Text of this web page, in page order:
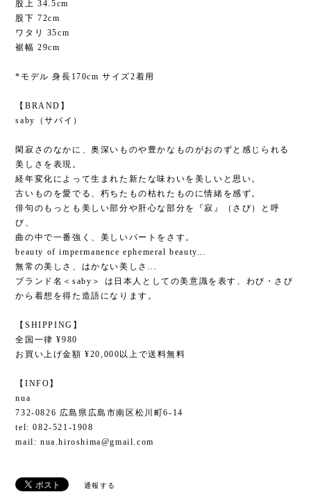
股上 34.5cm
股下 72cm
ワタリ 35cm
裾幅 29cm
*モデル 身長170cm サイズ2着用
【BRAND】
saby（サバイ）
閑寂さのなかに、奥深いものや豊かなものがおのずと感じられる
美しさを表現。
経年変化によって生まれた新たな味わいを美しいと思い。
古いものを愛でる、朽ちたもの枯れたものに情緒を感ず。
俳句のもっとも美しい部分や肝心な部分を『寂』（さび）と呼
び、
曲の中で一番強く、美しいパートをさす。
beauty of impermanence ephemeral beauty...
無常の美しさ、はかない美しさ...
ブランド名＜saby＞ は日本人としての美意識を表す、わび・さび
から着想を得た造語になります。
【SHIPPING】
全国一律 ¥980
お買い上げ金額 ¥20,000以上で送料無料
【INFO】
nua
732-0826 広島県広島市南区松川町6-14
tel: 082-521-1908
mail: nua.hiroshima@gmail.com
通報する